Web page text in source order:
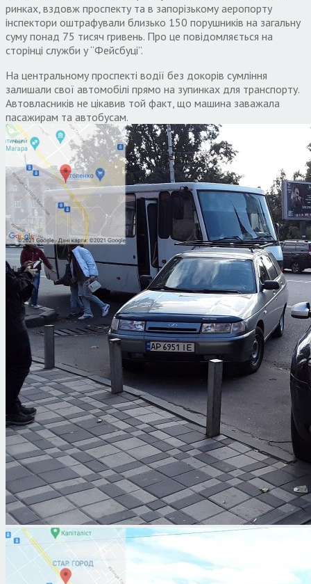
ринках, вздовж проспекту та в запорізькому аеропорту
інспектори оштрафували близько 150 порушників на загальну
суму понад 75 тисяч гривень. Про це повідомляється на
сторінці служби у “Фейсбуці”.
На центральному проспекті водії без докорів сумління
залишали свої автомобілі прямо на зупинках для транспорту.
Автовласників не цікавив той факт, що машина заважала
пасажирам та автобусам.